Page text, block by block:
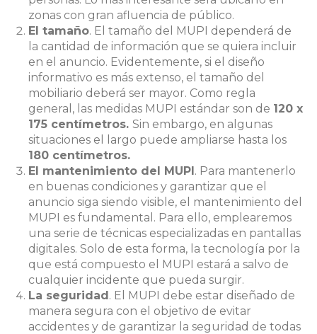
zonas con gran afluencia de público.
El tamaño. El tamaño del MUPI dependerá de
la cantidad de información que se quiera incluir
en el anuncio. Evidentemente, si el diseño
informativo es más extenso, el tamaño del
mobiliario deberá ser mayor. Como regla
general, las medidas MUPI estándar son de 120 x
175 centímetros. Sin embargo, en algunas
situaciones el largo puede ampliarse hasta los
180 centímetros.
El mantenimiento del MUPI. Para mantenerlo
en buenas condiciones y garantizar que el
anuncio siga siendo visible, el mantenimiento del
MUPI es fundamental. Para ello, emplearemos
una serie de técnicas especializadas en pantallas
digitales. Solo de esta forma, la tecnología por la
que está compuesto el MUPI estará a salvo de
cualquier incidente que pueda surgir.
La seguridad. El MUPI debe estar diseñado de
manera segura con el objetivo de evitar
accidentes y de garantizar la seguridad de todas